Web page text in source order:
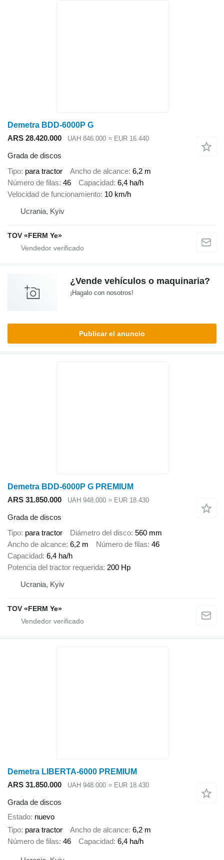
Demetra BDD-6000P G
ARS 28.420.000
UAH 846.000 ≈ EUR 16.440
Grada de discos
Tipo para tractor Ancho de alcance 6,2 m
Número de filas 46 Capacidad 6,4 ha/h
Velocidad de funcionamiento 10 km/h
Ucrania, Kyiv
TOV «FERM Ye»
¿Vende vehículos o maquinaria?
¡Hagalo con nosotros!
Publicar el anuncio
Demetra BDD-6000P G PREMIUM
ARS 31.850.000
UAH 948.000 ≈ EUR 18.430
Grada de discos
Tipo para tractor Diámetro del disco 560 mm
Ancho de alcance 6,2 m Número de filas 46
Capacidad 6,4 ha/h
Potencia del tractor requerida 200 Hp
Ucrania, Kyiv
TOV «FERM Ye»
Demetra LIBERTA-6000 PREMIUM
ARS 31.850.000
UAH 948.000 ≈ EUR 18.430
Grada de discos
Estado nuevo
Tipo para tractor Ancho de alcance 6,2 m
Número de filas 46 Capacidad 6,4 ha/h